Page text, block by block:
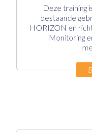
Deze training
bestaande
HORIZON en
Monitoring